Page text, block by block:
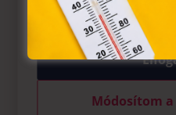
színe is, főképp a
Menedékként
mindennapi nyomása
érzését. Pozitív
tárolásához a felhasználók
Módosítom